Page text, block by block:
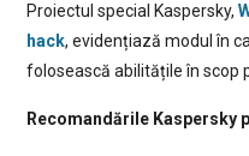
Proiectul special Kaspersky,
hack, evidențiază modul în
folosească abilitățile în scop
Recomandările Kaspersky